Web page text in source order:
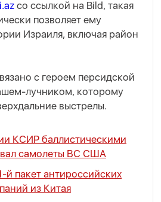
со ссылкой на Bild, такая
позволяет ему
Израиля, включая район
с героем персидской
лучником, которому
выстрелы.
КСИР баллистическими
самолеты ВС США
й пакет антироссийских
из Китая